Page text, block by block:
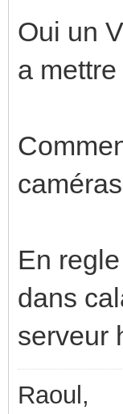
Oui un
a
En
dans
serveur
Raoul,